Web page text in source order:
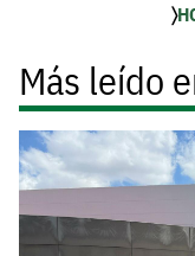
Más leído